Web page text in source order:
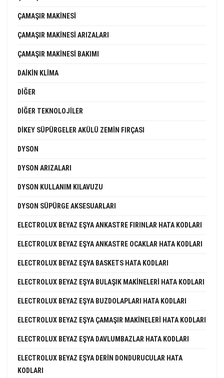
ÇAMAŞIR MAKINESI
ÇAMAŞIR MAKINESI ARIZALARI
ÇAMAŞIR MAKINESI BAKIMI
DAIKIN KLIMA
DIĞER
DIĞER TEKNOLOJILER
DIKEY SÜPÜRGELER AKÜLÜ ZEMIN FIRÇASI
DYSON
DYSON ARIZALARI
DYSON KULLANIM KILAVUZU
DYSON SÜPÜRGE AKSESUARLARI
ELECTROLUX BEYAZ EŞYA ANKASTRE FIRINLAR HATA KODLARI
ELECTROLUX BEYAZ EŞYA ANKASTRE OCAKLAR HATA KODLARI
ELECTROLUX BEYAZ EŞYA BASKETS HATA KODLARI
ELECTROLUX BEYAZ EŞYA BULAŞIK MAKINELERI HATA KODLARI
ELECTROLUX BEYAZ EŞYA BUZDOLAPLARI HATA KODLARI
ELECTROLUX BEYAZ EŞYA ÇAMAŞIR MAKINELERI HATA KODLARI
ELECTROLUX BEYAZ EŞYA DAVLUMBAZLAR HATA KODLARI
ELECTROLUX BEYAZ EŞYA DERIN DONDURUCULAR HATA
KODLARI